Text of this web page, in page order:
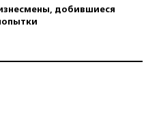
добившиеся